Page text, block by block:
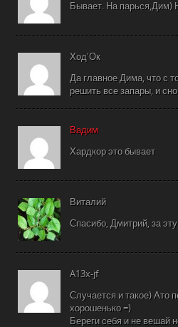
Бывает. На парься,Дим)
Ход'Ок
Да главное Дима, что с
решить все запары, и
Вадим
Хардкор это бывает
Виталий
Спасибо, Дмитрий, за
A13x-jf
Случается и такое) Ато
хорошенько =)
Береги себя и не вешай